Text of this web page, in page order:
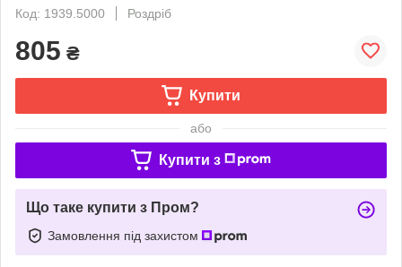
Код: 1939.5000
Роздріб
805 ₴
Купити
або
Купити з
Що таке купити з Пром?
Замовлення під захистом